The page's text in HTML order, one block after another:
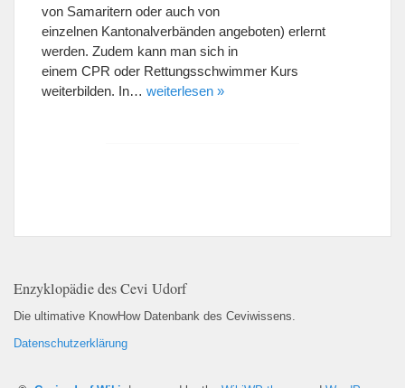
von Samaritern oder auch von
einzelnen Kantonalverbänden angeboten) erlernt
werden. Zudem kann man sich in
einem CPR oder Rettungsschwimmer Kurs
weiterbilden. In… weiterlesen »
Enzyklopädie des Cevi Udorf
Die ultimative KnowHow Datenbank des Ceviwissens.
Datenschutzerklärung